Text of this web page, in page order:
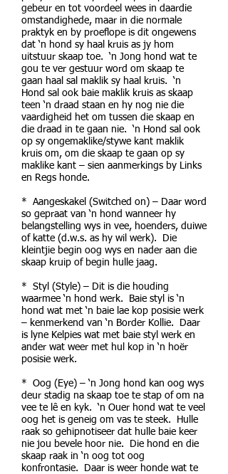
gebeur en tot voordeel wees in daardie
omstandighede, maar in die normale
praktyk en by proeflope is dit ongewens
dat ‘n hond sy haal kruis as jy hom
uitstuur skaap toe. ‘n Jong hond wat te
gou te ver gestuur word om skaap te
gaan haal sal maklik sy haal kruis. ‘n
Hond sal ook baie maklik kruis as skaap
teen ‘n draad staan en hy nog nie die
vaardigheid het om tussen die skaap en
die draad in te gaan nie. ‘n Hond sal ook
op sy ongemaklike/stywe kant maklik
kruis om, om die skaap te gaan op sy
maklike kant – sien aanmerkings by Links
en Regs honde.
* Aangeskakel (Switched on) – Daar word
so gepraat van ‘n hond wanneer hy
belangstelling wys in vee, hoenders, duiwe
of katte (d.w.s. as hy wil werk). Die
kleintjie begin oog wys en nader aan die
skaap kruip of begin hulle jaag.
* Styl (Style) – Dit is die houding
waarmee ‘n hond werk. Baie styl is ‘n
hond wat met ‘n baie lae kop posisie werk
– kenmerkend van ‘n Border Kollie. Daar
is lyne Kelpies wat met baie styl werk en
ander wat weer met hul kop in ‘n hoër
posisie werk.
* Oog (Eye) – ‘n Jong hond kan oog wys
deur stadig na skaap toe te stap of om na
vee te lê en kyk. ‘n Ouer hond wat te veel
oog het is geneig om vas te steek. Hulle
raak so gehipnotiseer dat hulle baie keer
nie jou bevele hoor nie. Die hond en die
skaap raak in ‘n oog tot oog
konfrontasie. Daar is weer honde wat te